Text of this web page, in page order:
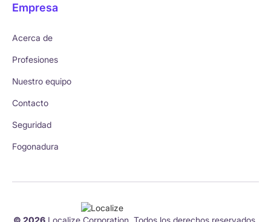
Empresa
Acerca de
Profesiones
Nuestro equipo
Contacto
Seguridad
Fogonadura
© 2026 Localize Corporation. Todos los derechos reservados.